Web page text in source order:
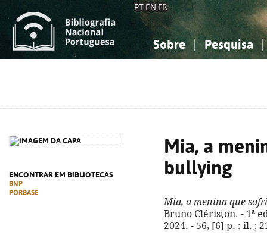
PT EN FR
Sobre Pesquisa
ENCONTRAR EM BIBLIOTECAS
BNP
PORBASE
Mia, a
bullying
Mia, a menina que
Bruno Clériston. - 1ª
2024. - 56, [6] p. : il. ;